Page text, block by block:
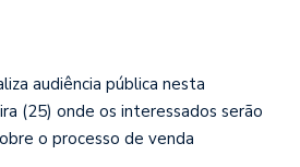
audiência pública nesta
(25) onde os interessados serão
o processo de venda